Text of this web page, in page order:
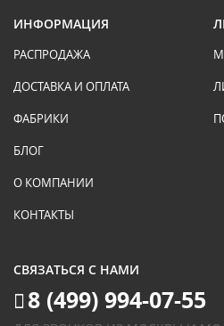
ИНФОРМАЦИЯ
РАСПРОДАЖА
ДОСТАВКА И ОПЛАТА
ФАБРИКИ
БЛОГ
О КОМПАНИИ
КОНТАКТЫ
СВЯЗАТЬСЯ С НАМИ
8 (499) 994-07-55